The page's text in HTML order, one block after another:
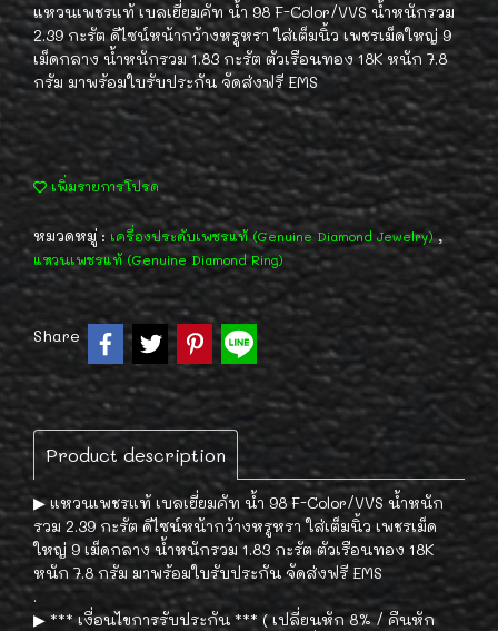
แหวนเพชรแท้ เบลเยี่ยมคัท น้ำ 98 F-Color/VVS น้ำหนักรวม
2.39 กะรัต ดีไซน์หน้ากว้างหรูหรา ใส่เต็มนิ้ว เพชรเม็ดใหญ่ 9
เม็ดกลาง น้ำหนักรวม 1.83 กะรัต ตัวเรือนทอง 18K หนัก 7.8
กรัม มาพร้อมใบรับประกัน จัดส่งฟรี EMS
เพิ่มรายการโปรด
หมวดหมู่ : เครื่องประดับเพชรแท้ (Genuine Diamond Jewelry),
แหวนเพชรแท้ (Genuine Diamond Ring)
Share
Product description
▶︎ แหวนเพชรแท้ เบลเยี่ยมคัท น้ำ 98 F-Color/VVS น้ำหนัก
รวม 2.39 กะรัต ดีไซน์หน้ากว้างหรูหรา ใส่เต็มนิ้ว เพชรเม็ด
ใหญ่ 9 เม็ดกลาง น้ำหนักรวม 1.83 กะรัต ตัวเรือนทอง 18K
หนัก 7.8 กรัม มาพร้อมใบรับประกัน จัดส่งฟรี EMS
.
▶︎ *** เงื่อนไขการรับประกัน *** ( เปลี่ยนหัก 8% / คืนหัก